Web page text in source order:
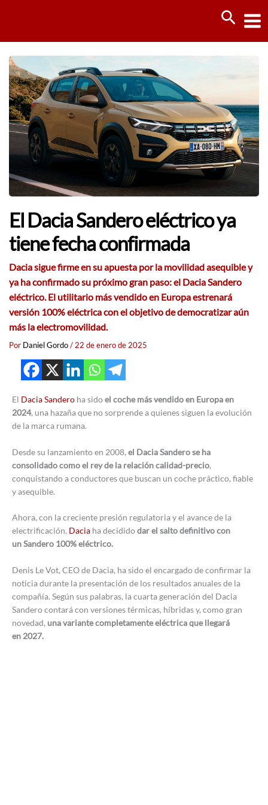
El Dacia Sandero eléctrico ya
tiene fecha confirmada
Dacia sigue firme en su apuesta por la movilidad asequible y
ya ha confirmado su próximo gran paso: el Dacia Sandero
eléctrico. El utilitario más vendido en Europa estrenará
versión 100% eléctrica con el objetivo de democratizar aún
más la electromovilidad.
Por Daniel Gordo/ 22 de enero de 2025
El Dacia Sandero ha sidoel coche más vendido en Europa en
2024, una hazaña que no sorprende a quienes siguen la evolución
de la marca rumana.
Desde su lanzamiento en 2008, el Dacia Sandero se ha
consolidado como el rey de la relación calidad-precio,
conquistando a conductores que buscan un coche práctico, fiable
y asequible.
Ahora, con la creciente presión regulatoria y el avance de la
electrificación, Dacia ha decididodar el salto definitivo con
un Sandero 100% eléctrico.
Denis Le Vot, CEO de Dacia, ha sido el encargado de confirmar la
noticia durante la presentación de los resultados anuales de la
compañía. Según sus palabras, la cuarta generación del Dacia
Sandero contará con versiones térmicas, híbridas y, como gran
novedad, una variante completamente eléctrica que llegará
en 2027.